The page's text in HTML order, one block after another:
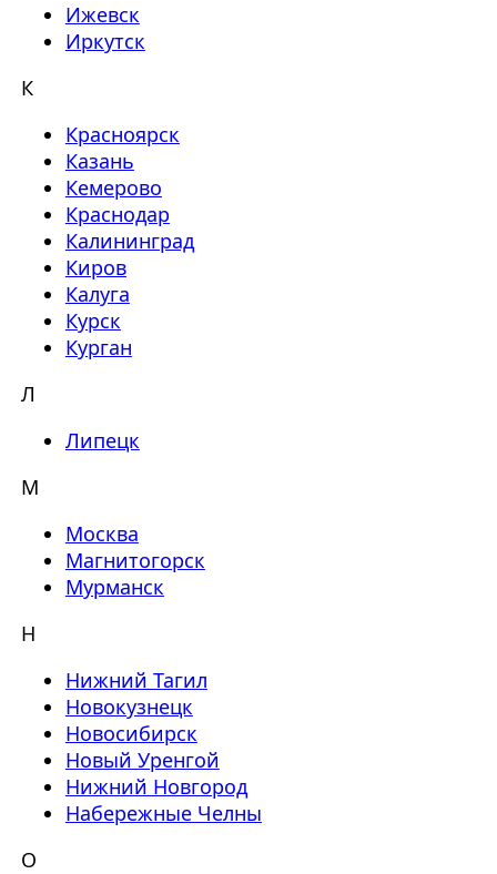
Ижевск
Иркутск
К
Красноярск
Казань
Кемерово
Краснодар
Калининград
Киров
Калуга
Курск
Курган
Л
Липецк
М
Москва
Магнитогорск
Мурманск
Н
Нижний Тагил
Новокузнецк
Новосибирск
Новый Уренгой
Нижний Новгород
Набережные Челны
О